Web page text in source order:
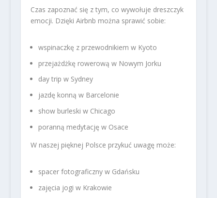
Czas zapoznać się z tym, co wywołuje dreszczyk
emocji. Dzięki Airbnb można sprawić sobie:
wspinaczkę z przewodnikiem w Kyoto
przejażdżkę rowerową w Nowym Jorku
day trip w Sydney
jazdę konną w Barcelonie
show burleski w Chicago
poranną medytację w Osace
W naszej pięknej Polsce przykuć uwagę może:
spacer fotograficzny w Gdańsku
zajęcia jogi w Krakowie